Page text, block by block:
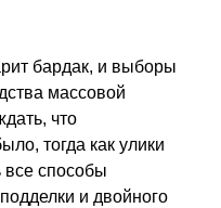
бардак, и выборы
массовой
что
тогда как улики
способы
и двойного